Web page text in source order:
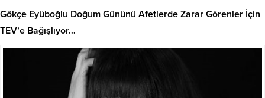
Gökçe Eyüboğlu Doğum Gününü Afetlerde Zarar Görenler İçin
TEV’e Bağışlıyor…